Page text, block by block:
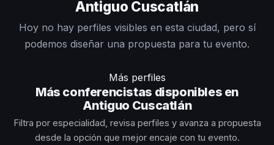
Antiguo Cuscatlán
Hoy no hay perfiles visibles en esta ciudad, pero sí
podemos diseñar una propuesta para tu evento.
Más perfiles
Más conferencistas disponibles en
Antiguo Cuscatlán
Filtra por especialidad, revisa perfiles y avanza a propuesta
desde la opción que mejor encaje con tu evento.